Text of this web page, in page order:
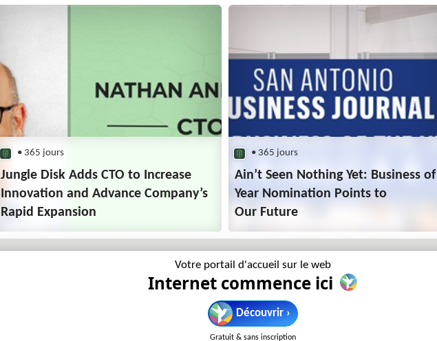
• 365 jours
Jungle Disk Adds CTO to Increase
Innovation and Advance Company’s
Rapid Expansion
• 365 jours
Ain’t Seen Nothing Yet: Business of
Year Nomination Points to
Our Future
Votre portail d'accueil sur le web
Internet commence ici
Découvrir ›
Gratuit & sans inscription